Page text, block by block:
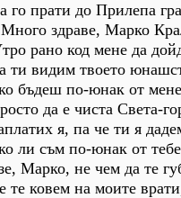
го прати до Прилепа
здраве, Марко
рано код мене да
ти видим твоето
бъдеш по-юнак от
да е чиста Света-
я, па че ти я
ли съм по-юнак от
Марко, не чем да те
те ковем на моите